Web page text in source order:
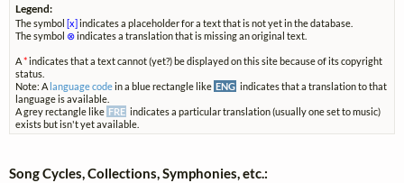
Legend:
The symbol[x]indicates a placeholder for a text that is not yet in the database.
The symbol ⊗indicates a translation that is missing an original text.
A*indicates that a text cannot (yet?) be displayed on this site because of its copyright
status.
Note: A language codein a blue rectangle like ENG indicates that a translation to that
language is available.
A grey rectangle like FRE indicates a particular translation (usually one set to music)
exists but isn't yet available.
Song Cycles, Collections, Symphonies, etc.: